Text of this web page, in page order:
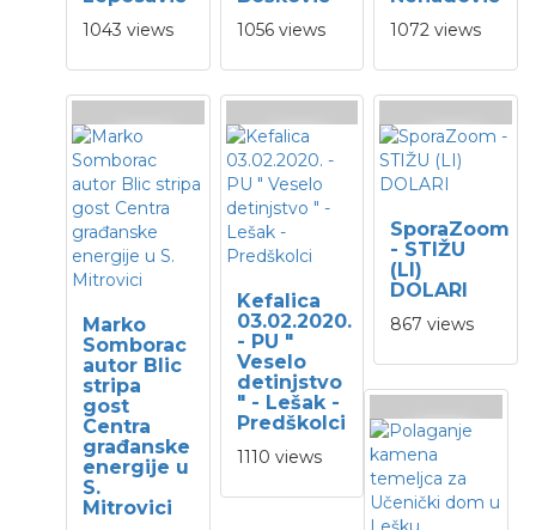
1043 views 1056 views 1072 views
Marko
Somborac
autor Blic
stripa
gost
Centra
građanske
energije u
S.
Mitrovici
Kefalica
03.02.2020.
- PU "
Veselo
detinjstvo
" - Lešak -
Predškolci
1110 views
SporaZoom
- STIŽU
(LI)
DOLARI
867 views